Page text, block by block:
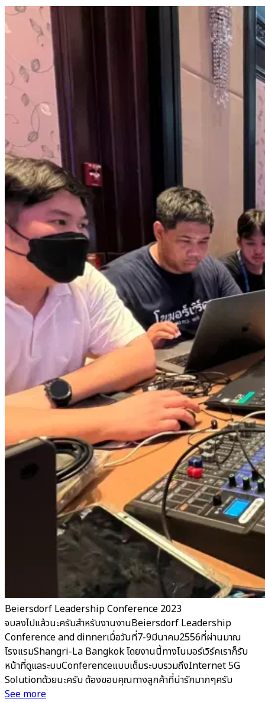
Beiersdorf Leadership Conference 2023
จบลงไปแล้วนะครับสำหรับงานงานBeiersdorf Leadership
Conference and dinnerเมื่อวันที่7-9มีนาคม2556ที่ผ่านมาณ
โรงแรมShangri-La Bangkok โดยงานนี้ทางโนมอร์เวิร์คเราก็รับ
หน้าที่ดูแลระบบConferenceแบบเต็มระบบรวมถึงInternet 5G
Solutionด้วยนะครับ ต้องขอบคุณทางลูกค้าที่น่ารักมากๆครับ
See more